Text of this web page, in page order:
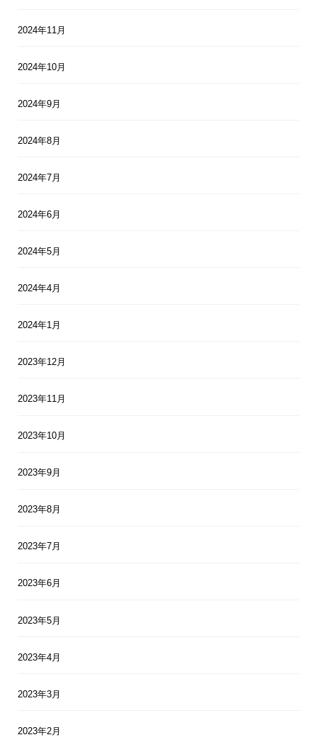
2024年11月
2024年10月
2024年9月
2024年8月
2024年7月
2024年6月
2024年5月
2024年4月
2024年1月
2023年12月
2023年11月
2023年10月
2023年9月
2023年8月
2023年7月
2023年6月
2023年5月
2023年4月
2023年3月
2023年2月